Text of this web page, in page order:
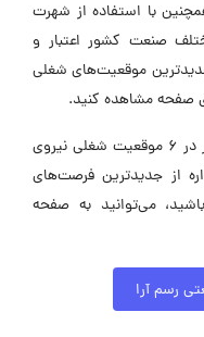
با استفاده از شهرت
صنعت کشور اعتبار و
موقعیت‌های شغلی
صفحه مشاهده کنید.
گروه صنعتی رسم آرا در حال حاضر در ۶ موقعیت شغلی نیروی
از جدیدترین فرصت‌های
می‌توانید به صفحه
رسم آرا